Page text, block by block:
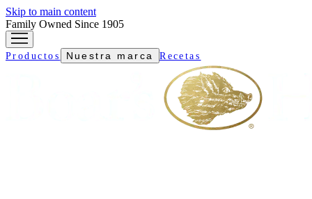
Skip to main content
Family Owned Since 1905
Productos Nuestra marca Recetas